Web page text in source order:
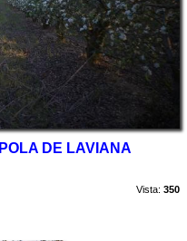
POLA DE LAVIANA
Vista: 350